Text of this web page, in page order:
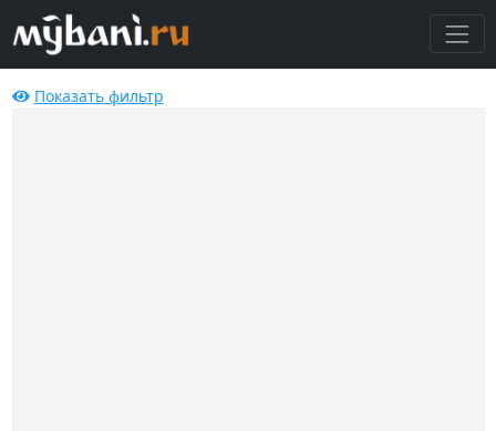
Показать фильтр